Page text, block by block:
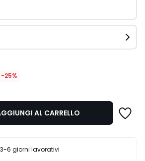
-25%
AL CARRELLO
6 giorni lavorativi